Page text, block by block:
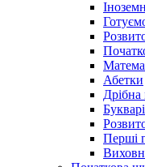
Абетки
Дрібна
Букварі
Перші